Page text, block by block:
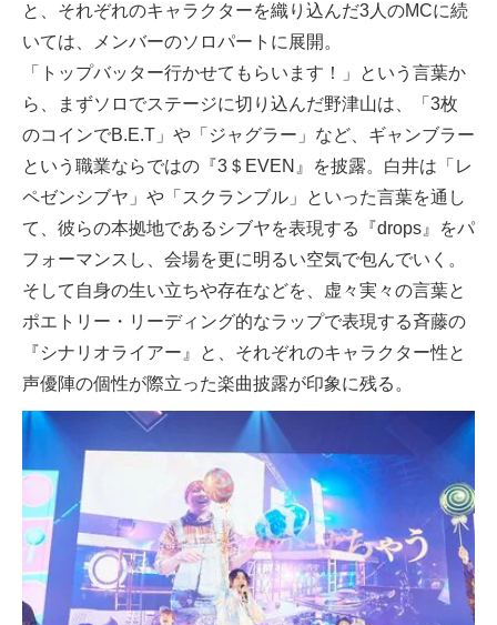
と、それぞれのキャラクターを織り込んだ3人のMCに続
いては、メンバーのソロパートに展開。
「トップバッター行かせてもらいます！」という言葉か
ら、まずソロでステージに切り込んだ野津山は、「3枚
のコインでB.E.T」や「ジャグラー」など、ギャンブラー
という職業ならではの『3＄EVEN』を披露。白井は「レ
ペゼンシブヤ」や「スクランブル」といった言葉を通し
て、彼らの本拠地であるシブヤを表現する『drops』をパ
フォーマンスし、会場を更に明るい空気で包んでいく。
そして自身の生い立ちや存在などを、虚々実々の言葉と
ポエトリー・リーディング的なラップで表現する斉藤の
『シナリオライアー』と、それぞれのキャラクター性と
声優陣の個性が際立った楽曲披露が印象に残る。